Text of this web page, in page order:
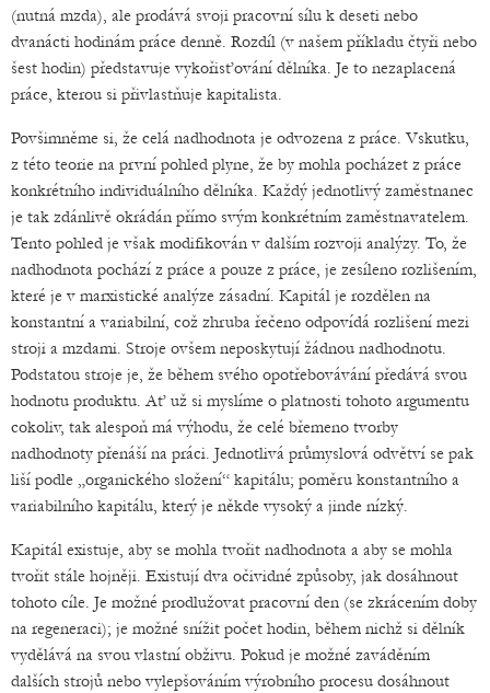
(nutná mzda), ale prodává svoji pracovní sílu k deseti nebo
dvanácti hodinám práce denně. Rozdíl (v našem příkladu čtyři nebo
šest hodin) představuje vykořisťování dělníka. Je to nezaplacená
práce, kterou si přivlastňuje kapitalista.
Povšimněme si, že celá nadhodnota je odvozena z práce. Vskutku,
z této teorie na první pohled plyne, že by mohla pocházet z práce
konkrétního individuálního dělníka. Každý jednotlivý zaměstnanec
je tak zdánlivě okrádán přímo svým konkrétním zaměstnavatelem.
Tento pohled je však modifikován v dalším rozvoji analýzy. To, že
nadhodnota pochází z práce a pouze z práce, je zesíleno rozlišením,
které je v marxistické analýze zásadní. Kapitál je rozdělen na
konstantní a variabilní, což zhruba řečeno odpovídá rozlišení mezi
stroji a mzdami. Stroje ovšem neposkytují žádnou nadhodnotu.
Podstatou stroje je, že během svého opotřebovávání předává svou
hodnotu produktu. Ať už si myslíme o platnosti tohoto argumentu
cokoliv, tak alespoň má výhodu, že celé břemeno tvorby
nadhodnoty přenáší na práci. Jednotlivá průmyslová odvětví se pak
liší podle „organického složení“ kapitálu; poměru konstantního a
variabilního kapitálu, který je někde vysoký a jinde nízký.
Kapitál existuje, aby se mohla tvořit nadhodnota a aby se mohla
tvořit stále hojněji. Existují dva očividné způsoby, jak dosáhnout
tohoto cíle. Je možné prodlužovat pracovní den (se zkrácením doby
na regeneraci); je možné snížit počet hodin, během nichž si dělník
vydělává na svou vlastní obživu. Pokud je možné zaváděním
dalších strojů nebo vylepšováním výrobního procesu dosáhnout